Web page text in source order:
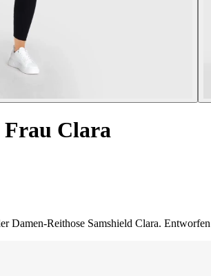
Frau Clara
Damen-Reithose Samshield Clara.